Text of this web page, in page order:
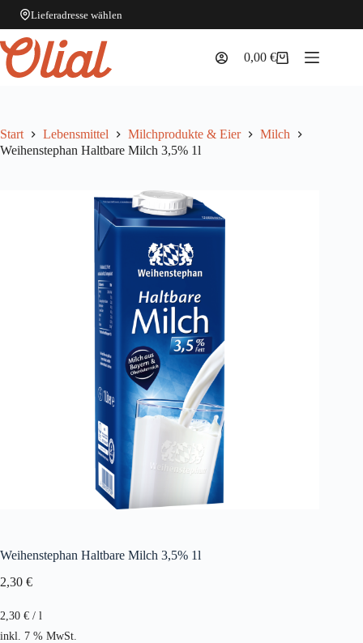
Lieferadresse wählen
Zum
Inhalt
springen
Warenkorb
0,00€
Start Lebensmittel Milchprodukte & Eier
Milch
Weihenstephan Haltbare Milch 3,5% 1l
Weihenstephan Haltbare Milch 3,5% 1l
2,30 €
2,30 € / l
inkl. 7 % MwSt.